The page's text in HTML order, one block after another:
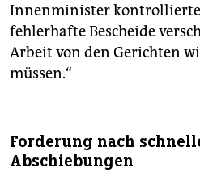
Innenminister kontrollierte
fehlerhafte Bescheide
Arbeit von den Gerichten
müssen.“
Forderung nach
Abschiebungen